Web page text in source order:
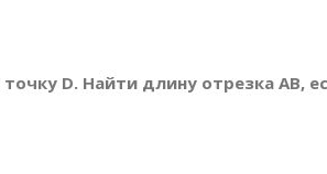
D. Найти длину отрезка АВ,